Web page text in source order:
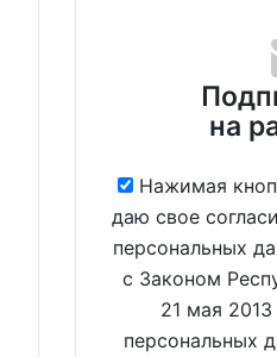
на
Нажимая
даю свое
персональных
с Законом
21 мая
персональных